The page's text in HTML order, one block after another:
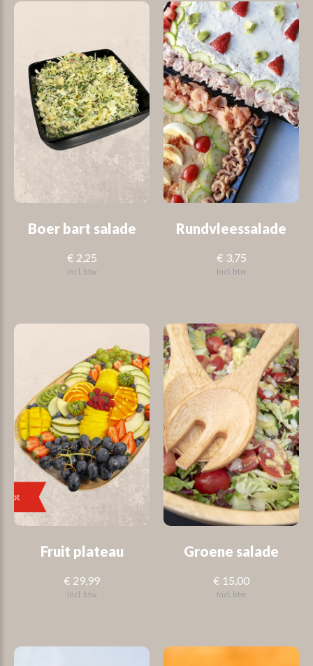
Boer bart salade
€ 2,25
Incl. btw
Rundvleessalade
€ 3,75
Incl. btw
Fruit plateau
€ 29,99
Incl. btw
Groene salade
€ 15,00
Incl. btw